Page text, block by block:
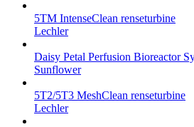
5TM IntenseClean renseturbine
Lechler
Daisy Petal Perfusion Bioreactor
Sunflower
5T2/5T3 MeshClean renseturbine
Lechler